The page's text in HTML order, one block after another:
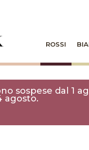
ROSSI
sospese dal 1
agosto.